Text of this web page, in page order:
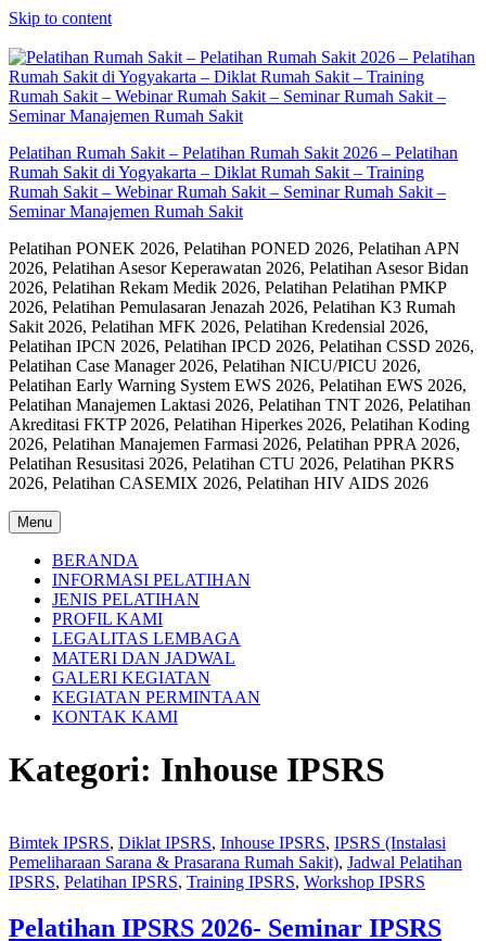
Skip to content
Pelatihan Rumah Sakit – Pelatihan Rumah Sakit 2026 – Pelatihan
Rumah Sakit di Yogyakarta – Diklat Rumah Sakit – Training
Rumah Sakit – Webinar Rumah Sakit – Seminar Rumah Sakit –
Seminar Manajemen Rumah Sakit
Pelatihan PONEK 2026, Pelatihan PONED 2026, Pelatihan APN
2026, Pelatihan Asesor Keperawatan 2026, Pelatihan Asesor Bidan
2026, Pelatihan Rekam Medik 2026, Pelatihan Pelatihan PMKP
2026, Pelatihan Pemulasaran Jenazah 2026, Pelatihan K3 Rumah
Sakit 2026, Pelatihan MFK 2026, Pelatihan Kredensial 2026,
Pelatihan IPCN 2026, Pelatihan IPCD 2026, Pelatihan CSSD 2026,
Pelatihan Case Manager 2026, Pelatihan NICU/PICU 2026,
Pelatihan Early Warning System EWS 2026, Pelatihan EWS 2026,
Pelatihan Manajemen Laktasi 2026, Pelatihan TNT 2026, Pelatihan
Akreditasi FKTP 2026, Pelatihan Hiperkes 2026, Pelatihan Koding
2026, Pelatihan Manajemen Farmasi 2026, Pelatihan PPRA 2026,
Pelatihan Resusitasi 2026, Pelatihan CTU 2026, Pelatihan PKRS
2026, Pelatihan CASEMIX 2026, Pelatihan HIV AIDS 2026
Menu
BERANDA
INFORMASI PELATIHAN
JENIS PELATIHAN
PROFIL KAMI
LEGALITAS LEMBAGA
MATERI DAN JADWAL
GALERI KEGIATAN
KEGIATAN PERMINTAAN
KONTAK KAMI
Kategori: Inhouse IPSRS
Bimtek IPSRS, Diklat IPSRS, Inhouse IPSRS, IPSRS (Instalasi
Pemeliharaan Sarana & Prasarana Rumah Sakit), Jadwal Pelatihan
IPSRS, Pelatihan IPSRS, Training IPSRS, Workshop IPSRS
Pelatihan IPSRS 2026- Seminar IPSRS